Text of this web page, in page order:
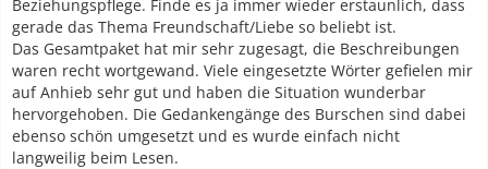
Beziehungspflege. Finde es ja immer wieder erstaunlich, dass
gerade das Thema Freundschaft/Liebe so beliebt ist.
Das Gesamtpaket hat mir sehr zugesagt, die Beschreibungen
waren recht wortgewand. Viele eingesetzte Wörter gefielen mir
auf Anhieb sehr gut und haben die Situation wunderbar
hervorgehoben. Die Gedankengänge des Burschen sind dabei
ebenso schön umgesetzt und es wurde einfach nicht
langweilig beim Lesen.